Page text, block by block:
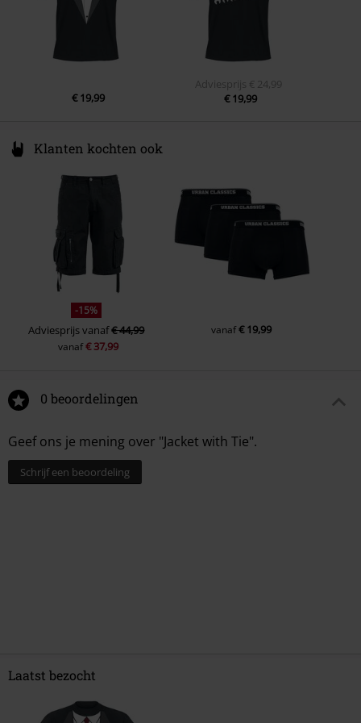
Gewicht/ Gramsgewicht - T-shirts
Basic T-Shirt (ca. 145 g/m²) -
€ 19,99
Adviesprijs
€ 24,99
€ 19,99
Klanten kochten ook
-15%
Adviesprijsvanaf€ 44,99
vanaf€ 37,99
vanaf€ 19,99
0 beoordelingen
Geef ons je mening over "Jacket with Tie".
Schrijf een beoordeling
Laatst bezocht